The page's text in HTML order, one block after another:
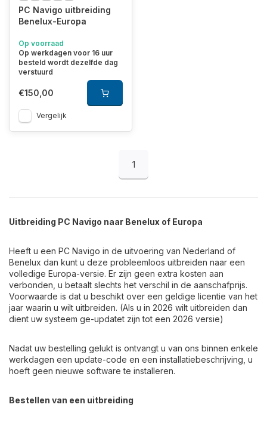
Heeft u nog geen update naar 2026 uitgevoerd, dan kunt u dit
gelijktijdig bestellen en installeren.
PC Navigo uitbreiding
Benelux-Europa
Op voorraad
Op werkdagen voor 16 uur
besteld wordt dezelfde dag
verstuurd
€150,00
Vergelijk
1
Uitbreiding PC Navigo naar Benelux of Europa
Heeft u een PC Navigo in de uitvoering van Nederland of
Benelux dan kunt u deze probleemloos uitbreiden naar een
volledige Europa-versie. Er zijn geen extra kosten aan
verbonden, u betaalt slechts het verschil in de aanschafprijs.
Voorwaarde is dat u beschikt over een geldige licentie van het
jaar waarin u wilt uitbreiden. (Als u in 2026 wilt uitbreiden dan
dient uw systeem ge-updatet zijn tot een 2026 versie)
Nadat uw bestelling gelukt is ontvangt u van ons binnen enkele
werkdagen een update-code en een installatiebeschrijving, u
hoeft geen nieuwe software te installeren.
Bestellen van een uitbreiding